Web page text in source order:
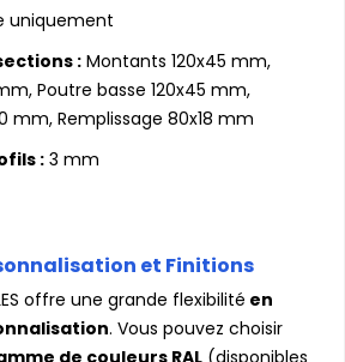
uniquement
: Montants 120x45 mm,
Poutre basse 120x45 mm,
mm, Remplissage 80x18 mm
: 3 mm
et Finitions
offre une grande flexibilité en
. Vous pouvez choisir
de couleurs RAL (disponibles